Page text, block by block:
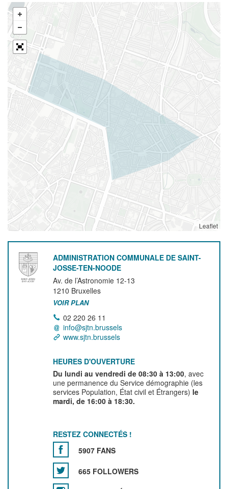
Leaflet
ADMINISTRATION COMMUNALE DE SAINT-
JOSSE-TEN-NOODE
Av. de l’Astronomie 12-13
1210 Bruxelles
VOIR PLAN
02 220 26 11
info@sjtn.brussels
www.sjtn.brussels
HEURES D'OUVERTURE
Du lundi au vendredi de 08:30 à 13:00, avec
une permanence du Service démographie (les
services Population, État civil et Étrangers) le
mardi, de 16:00 à 18:30.
RESTEZ CONNECTÉS !
5907 FANS
665 FOLLOWERS